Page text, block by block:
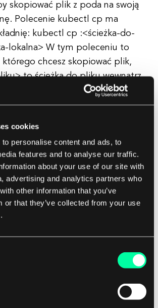
cookies
personalise content and ads, to
features and to analyse our traffic.
about your use of our site with
advertising and analytics partners who
other information that you’ve
or that they’ve collected from your use
skopiować plik z poda na swoją
Polecenie kubectl cp ma
kubectl cp :<ścieżka-do-
lokalna> W tym poleceniu to
którego chcesz skopiować plik,
to ścieżka do pliku wewnątrz
lokalna> to ścieżka na Twojej
gdzie chcesz zapisać
znajdującego się w
do katalogu
na swojej lokalnej
następującego polecenia:
pod:/path/to/file/example.txt
Po wykonaniu tego
dostęp do pliku i pracować z
jest powszechnym zadaniem w
Kubernetes, a zrozumienie,